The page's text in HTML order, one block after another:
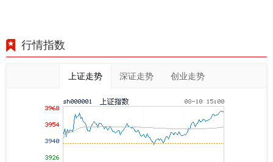
行情指数
上证走势 深证走势 创业走势